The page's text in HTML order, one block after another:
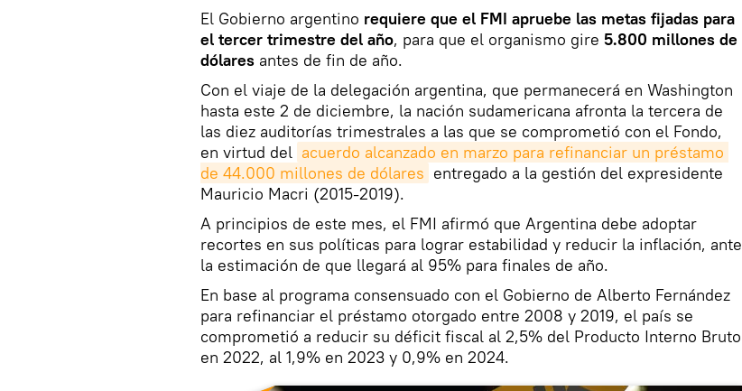
El Gobierno argentino requiere que el FMI apruebe las metas fijadas para
el tercer trimestre del año, para que el organismo gire 5.800 millones de
dólares antes de fin de año.
Con el viaje de la delegación argentina, que permanecerá en Washington
hasta este 2 de diciembre, la nación sudamericana afronta la tercera de
las diez auditorías trimestrales a las que se comprometió con el Fondo,
en virtud del acuerdo alcanzado en marzo para refinanciar un préstamo
de 44.000 millones de dólares entregado a la gestión del expresidente
Mauricio Macri (2015-2019).
A principios de este mes, el FMI afirmó que Argentina debe adoptar
recortes en sus políticas para lograr estabilidad y reducir la inflación, ante
la estimación de que llegará al 95% para finales de año.
En base al programa consensuado con el Gobierno de Alberto Fernández
para refinanciar el préstamo otorgado entre 2008 y 2019, el país se
comprometió a reducir su déficit fiscal al 2,5% del Producto Interno Bruto
en 2022, al 1,9% en 2023 y 0,9% en 2024.